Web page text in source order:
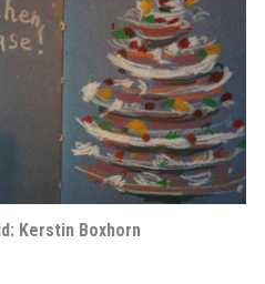
Kerstin Boxhorn